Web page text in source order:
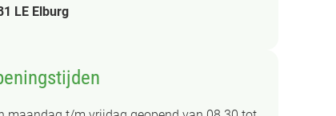
LE Elburg